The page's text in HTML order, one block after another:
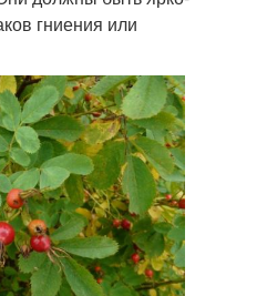
гниения или